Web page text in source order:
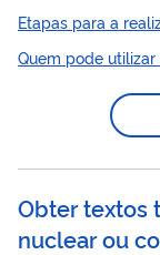
Público: Os
utilizam, fazem
Etapas para a
Quem pode
Obter textos
nuclear ou